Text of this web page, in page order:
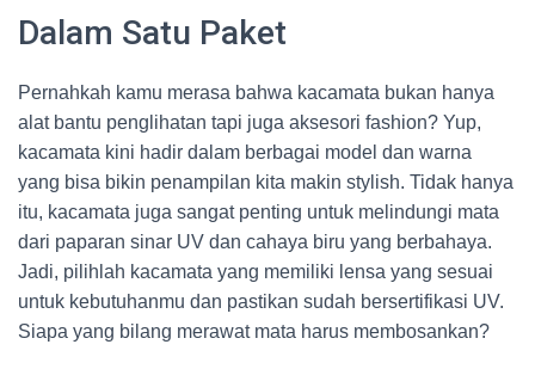
Dalam Satu Paket
Pernahkah kamu merasa bahwa kacamata bukan hanya
alat bantu penglihatan tapi juga aksesori fashion? Yup,
kacamata kini hadir dalam berbagai model dan warna
yang bisa bikin penampilan kita makin stylish. Tidak hanya
itu, kacamata juga sangat penting untuk melindungi mata
dari paparan sinar UV dan cahaya biru yang berbahaya.
Jadi, pilihlah kacamata yang memiliki lensa yang sesuai
untuk kebutuhanmu dan pastikan sudah bersertifikasi UV.
Siapa yang bilang merawat mata harus membosankan?